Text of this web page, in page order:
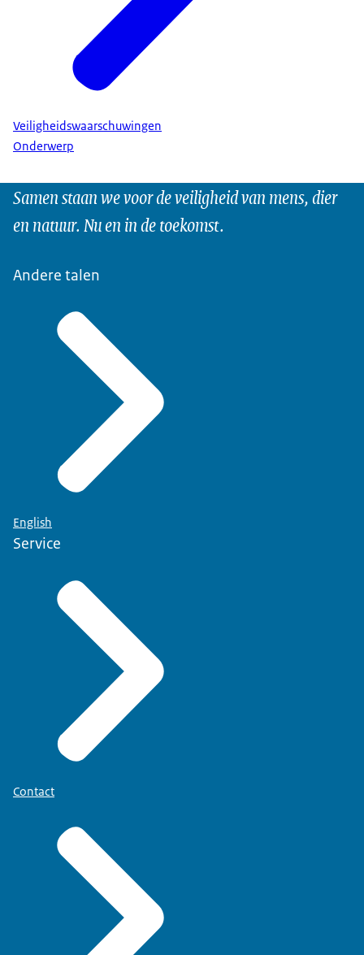
Veiligheidswaarschuwingen
Onderwerp
Samen staan we voor de veiligheid van mens, dier
en natuur. Nu en in de toekomst.
Andere talen
English
Service
Contact